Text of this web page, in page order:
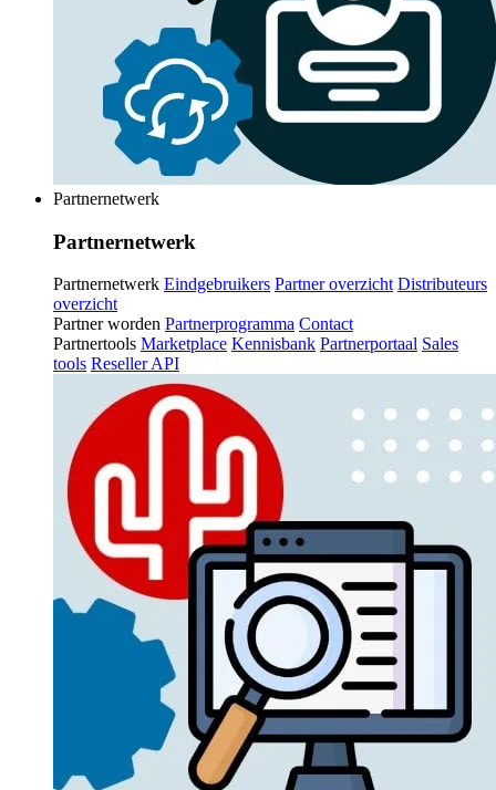
Partnernetwerk
Partnernetwerk
Partnernetwerk Eindgebruikers Partner overzicht Distributeurs
overzicht
Partner worden Partnerprogramma Contact
Partnertools Marketplace Kennisbank Partnerportaal Sales
tools Reseller API